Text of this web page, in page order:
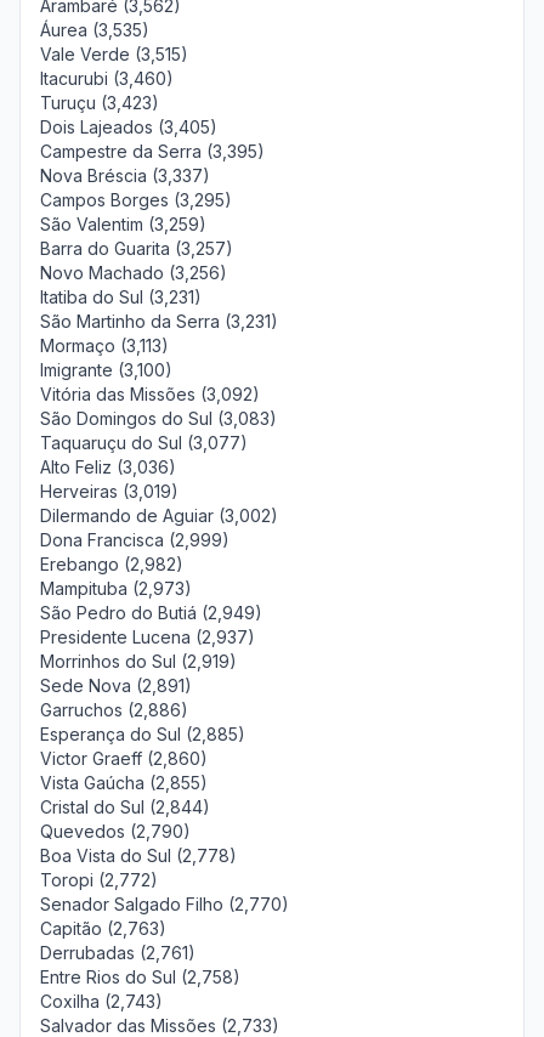
Arambaré (3,562)
Áurea (3,535)
Vale Verde (3,515)
Itacurubi (3,460)
Turuçu (3,423)
Dois Lajeados (3,405)
Campestre da Serra (3,395)
Nova Bréscia (3,337)
Campos Borges (3,295)
São Valentim (3,259)
Barra do Guarita (3,257)
Novo Machado (3,256)
Itatiba do Sul (3,231)
São Martinho da Serra (3,231)
Mormaço (3,113)
Imigrante (3,100)
Vitória das Missões (3,092)
São Domingos do Sul (3,083)
Taquaruçu do Sul (3,077)
Alto Feliz (3,036)
Herveiras (3,019)
Dilermando de Aguiar (3,002)
Dona Francisca (2,999)
Erebango (2,982)
Mampituba (2,973)
São Pedro do Butiá (2,949)
Presidente Lucena (2,937)
Morrinhos do Sul (2,919)
Sede Nova (2,891)
Garruchos (2,886)
Esperança do Sul (2,885)
Victor Graeff (2,860)
Vista Gaúcha (2,855)
Cristal do Sul (2,844)
Quevedos (2,790)
Boa Vista do Sul (2,778)
Toropi (2,772)
Senador Salgado Filho (2,770)
Capitão (2,763)
Derrubadas (2,761)
Entre Rios do Sul (2,758)
Coxilha (2,743)
Salvador das Missões (2,733)